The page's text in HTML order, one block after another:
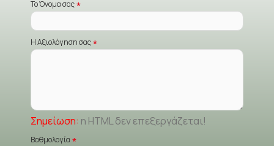
Το Όνομα σας
Η Αξιολόγηση σας
Σημείωση: η HTML δεν επεξεργάζεται!
Βαθμολογία